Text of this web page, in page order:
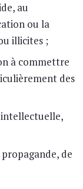
au
ou la
illicites ;
à commettre
des
de